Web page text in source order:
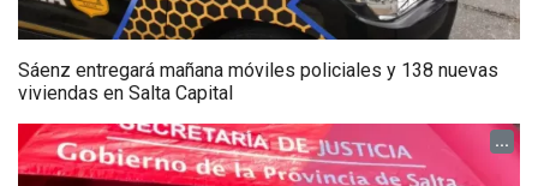
Sáenz entregará mañana móviles policiales y 138 nuevas
viviendas en Salta Capital
...